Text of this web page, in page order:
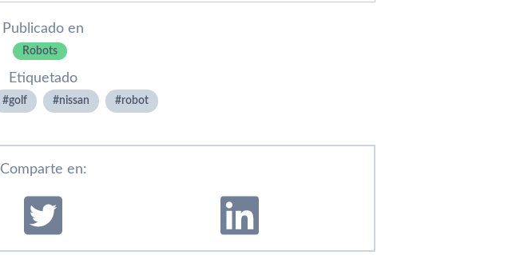
Publicado en
Robots
Etiquetado
golf nissan robot
Comparte en: